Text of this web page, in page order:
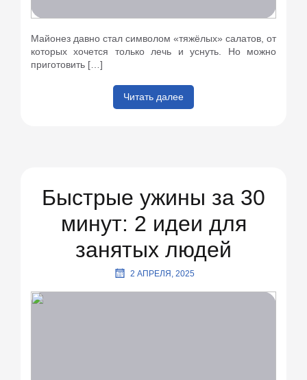
Майонез давно стал символом «тяжёлых» салатов, от
которых хочется только лечь и уснуть. Но можно
приготовить […]
Читать далее
Быстрые ужины за 30
минут: 2 идеи для
занятых людей
2 АПРЕЛЯ, 2025